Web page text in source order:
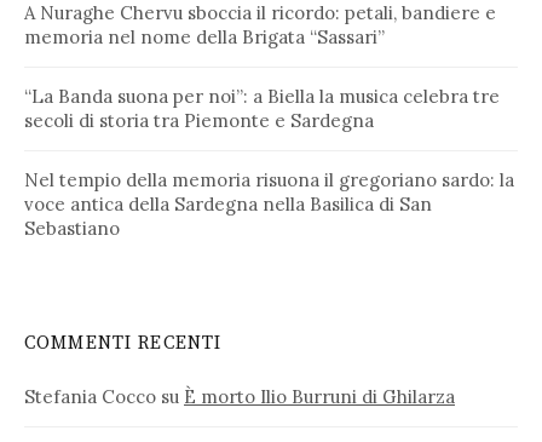
A Nuraghe Chervu sboccia il ricordo: petali, bandiere e
memoria nel nome della Brigata “Sassari”
“La Banda suona per noi”: a Biella la musica celebra tre
secoli di storia tra Piemonte e Sardegna
Nel tempio della memoria risuona il gregoriano sardo: la
voce antica della Sardegna nella Basilica di San
Sebastiano
COMMENTI RECENTI
Stefania Cocco su È morto Ilio Burruni di Ghilarza